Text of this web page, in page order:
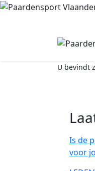
U bevindt
Is de
voor